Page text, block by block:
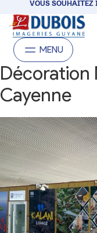
contenu
VOUS SOUHAITEZ
MENU
Décoration
Cayenne